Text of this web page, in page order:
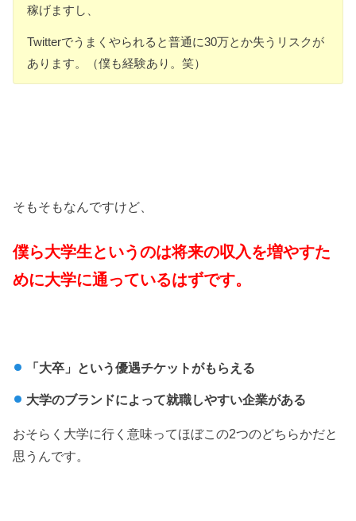
稼げますし、
Twitterでうまくやられると普通に30万とか失うリスクが
あります。（僕も経験あり。笑）
そもそもなんですけど、
僕ら大学生というのは将来の収入を増やすた
めに大学に通っているはずです。
「大卒」という優遇チケットがもらえる
大学のブランドによって就職しやすい企業がある
おそらく大学に行く意味ってほぼこの2つのどちらかだと
思うんです。